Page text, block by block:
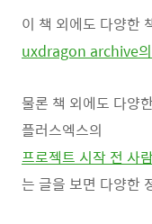
이 책 외에도 다양한
uxdragon archive
물론 책 외에도 다양
플러스엑스의
프로젝트 시작 전 사
는 글을 보면 다양한